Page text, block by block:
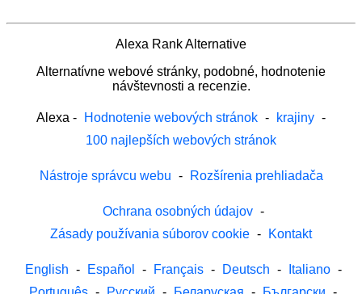
Alexa Rank Alternative
Alternatívne webové stránky, podobné, hodnotenie
návštevnosti a recenzie.
Alexa - Hodnotenie webových stránok - krajiny -
100 najlepších webových stránok
Nástroje správcu webu - Rozšírenia prehliadača
Ochrana osobných údajov -
Zásady používania súborov cookie - Kontakt
English - Español - Français - Deutsch - Italiano -